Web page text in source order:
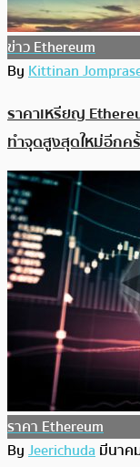
ข่าว Ethereum
ByKittinan
ราคาเหรียญ
ทำจุดสูงสุดใหม่อีกค
ราคา Ethereum
ByJeerichudaมีนาค